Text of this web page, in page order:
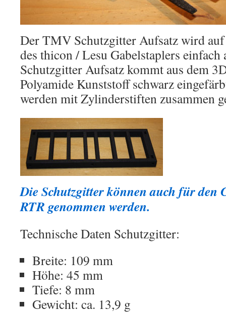
Der TMV Schutzgitter Aufsatz wird
des thicon / Lesu Gabelstaplers
Schutzgitter Aufsatz kommt aus dem
Polyamide Kunststoff schwarz
werden mit Zylinderstiften zusammen
Die Schutzgitter können auch für den
RTR genommen werden.
Technische Daten Schutzgitter:
Breite: 109 mm
Höhe: 45 mm
Tiefe: 8 mm
Gewicht: ca. 13,9 g